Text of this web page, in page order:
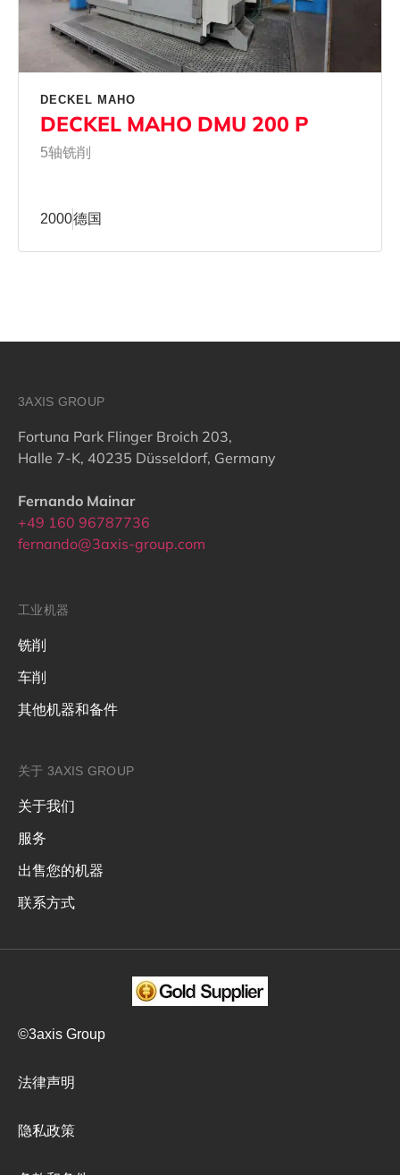
DECKEL MAHO
DECKEL MAHO DMU 200 P
5轴铣削
2000德国
3AXIS GROUP
Fortuna Park Flinger Broich 203,
Halle 7-K, 40235 Düsseldorf, Germany
Fernando Mainar
+49 160 96787736
fernando@3axis-group.com
工业机器
铣削
车削
其他机器和备件
关于 3AXIS GROUP
关于我们
服务
出售您的机器
联系方式
©3axis Group
法律声明
隐私政策